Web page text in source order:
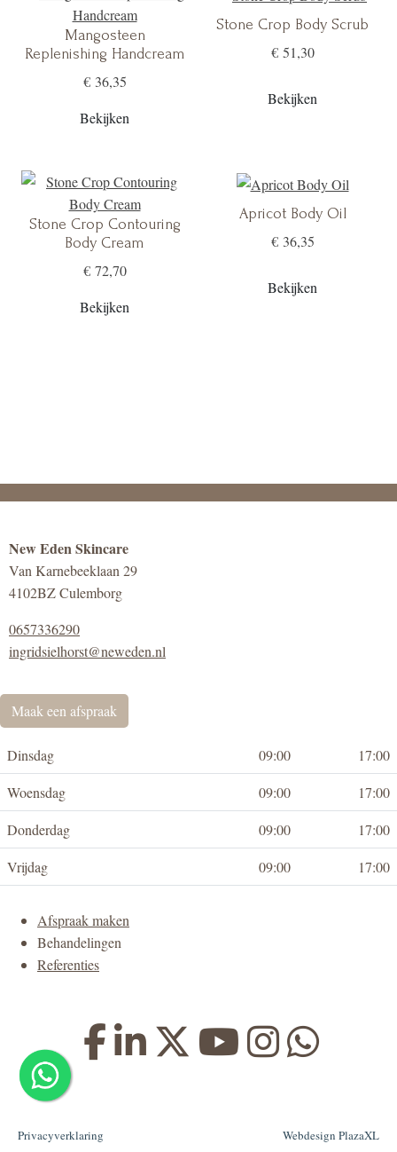
Mangosteen
Replenishing Handcream
€ 36,35
Bekijken
Stone Crop Body Scrub
€ 51,30
Bekijken
Stone Crop Contouring
Body Cream
€ 72,70
Bekijken
Apricot Body Oil
€ 36,35
Bekijken
New Eden Skincare
Van Karnebeeklaan 29
4102BZ Culemborg
0657336290
ingridsielhorst@neweden.nl
Maak een afspraak
Dinsdag 09:00
17:00
Woensdag
09:00
17:00
Donderdag
09:00
17:00
Vrijdag
09:00 17:00
Afspraak maken
Behandelingen
Referenties
Privacyverklaring Webdesign PlazaXL